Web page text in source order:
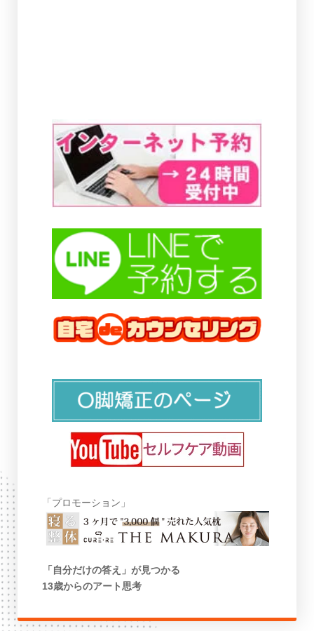
「プロモーション」
「自分だけの答え」が見つかる
13歳からのアート思考